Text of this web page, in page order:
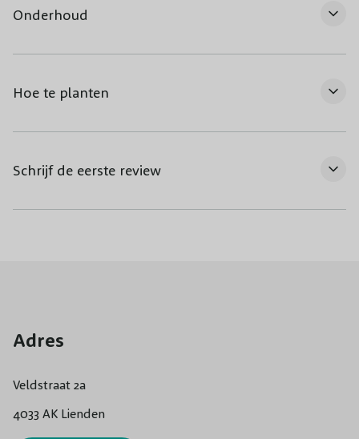
Onderhoud
Hoe te planten
Schrijf de eerste review
Adres
Veldstraat 2a
4033 AK Lienden